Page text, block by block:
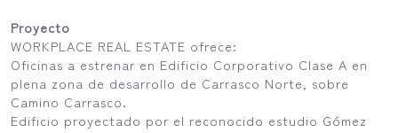
Proyecto
WORKPLACE REAL ESTATE ofrece:
Oficinas a estrenar en Edificio Corporativo Clase A en
plena zona de desarrollo de Carrasco Norte, sobre
Camino Carrasco.
Edificio proyectado por el reconocido estudio Gómez